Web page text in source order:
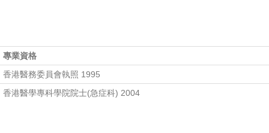
專業資格
香港醫務委員會執照 1995
香港醫學專科學院院士(急症科) 2004